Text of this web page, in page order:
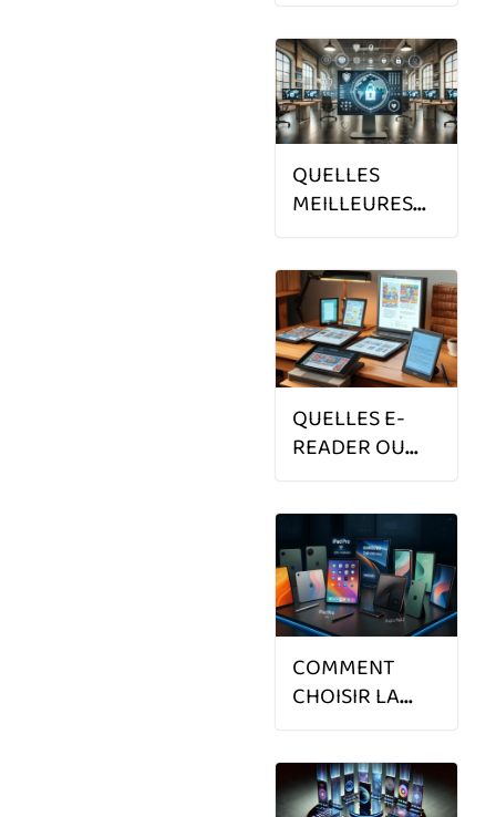
SMARTPHONE
EN 2025 ?
QUELLES
MEILLEURES
CYBERSÉCURITÉ
POUR PME, PMI
ET ETI EN 2025
?
QUELLES E-
READER OU
ÉLECTRONIQUES
EN 2025 ?
COMMENT
CHOISIR LA
TABLETTE EN
2025 ?